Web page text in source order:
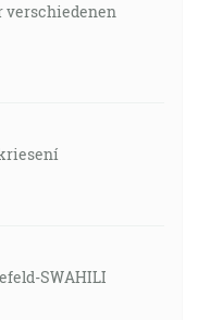
verschiedenen
SWAHILI